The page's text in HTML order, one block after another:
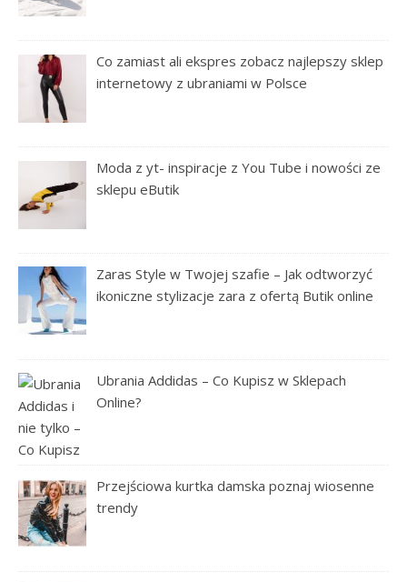
Co zamiast ali ekspres zobacz najlepszy sklep
internetowy z ubraniami w Polsce
Moda z yt- inspiracje z You Tube i nowości ze
sklepu eButik
Zaras Style w Twojej szafie – Jak odtworzyć
ikoniczne stylizacje zara z ofertą Butik online
Ubrania Addidas – Co Kupisz w Sklepach
Online?
Przejściowa kurtka damska poznaj wiosenne
trendy